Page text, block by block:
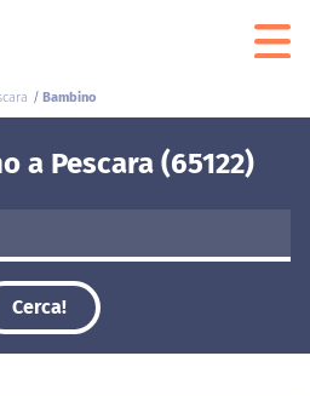
Bambino
a Pescara (65122)
Cerca!